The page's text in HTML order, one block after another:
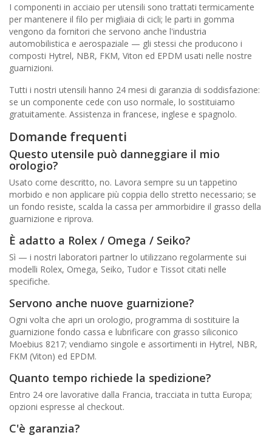
I componenti in acciaio per utensili sono trattati termicamente
per mantenere il filo per migliaia di cicli; le parti in gomma
vengono da fornitori che servono anche l'industria
automobilistica e aerospaziale — gli stessi che producono i
composti Hytrel, NBR, FKM, Viton ed EPDM usati nelle nostre
guarnizioni.
Tutti i nostri utensili hanno 24 mesi di garanzia di soddisfazione:
se un componente cede con uso normale, lo sostituiamo
gratuitamente. Assistenza in francese, inglese e spagnolo.
Domande frequenti
Questo utensile può danneggiare il mio
orologio?
Usato come descritto, no. Lavora sempre su un tappetino
morbido e non applicare più coppia dello stretto necessario; se
un fondo resiste, scalda la cassa per ammorbidire il grasso della
guarnizione e riprova.
È adatto a Rolex / Omega / Seiko?
Sì — i nostri laboratori partner lo utilizzano regolarmente sui
modelli Rolex, Omega, Seiko, Tudor e Tissot citati nelle
specifiche.
Servono anche nuove guarnizione?
Ogni volta che apri un orologio, programma di sostituire la
guarnizione fondo cassa e lubrificare con grasso siliconico
Moebius 8217; vendiamo singole e assortimenti in Hytrel, NBR,
FKM (Viton) ed EPDM.
Quanto tempo richiede la spedizione?
Entro 24 ore lavorative dalla Francia, tracciata in tutta Europa;
opzioni espresse al checkout.
C'è garanzia?